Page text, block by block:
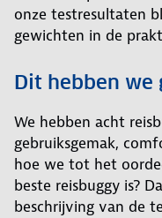
onze testresultaten
gewichten in de
Dit hebben we
We hebben acht
gebruiksgemak,
hoe we tot het
beste reisbuggy is?
beschrijving van de